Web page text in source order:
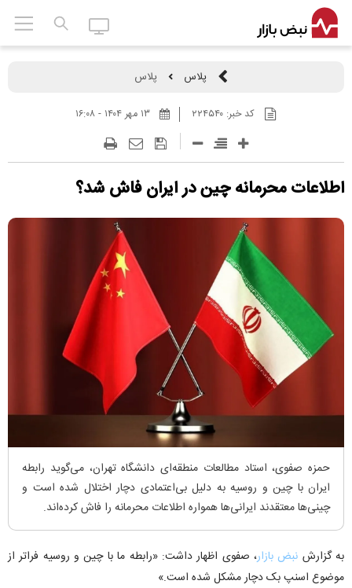
پلاس پلاس
کد خبر: ۲۲۴۵۴۰
اطلاعات محرمانه چین در ایران فاش شد؟
حمزه صفوی، استاد مطالعات منطقه‌ای دانشگاه تهران، می‌گوید رابطه
ایران با چین و روسیه به دلیل بی‌اعتمادی دچار اختلال شده است و
چینی‌ها معتقدند ایرانی‌ها همواره اطلاعات محرمانه را فاش کرده‌اند.
به گزارش نبض بازار، صفوی اظهار داشت: «رابطه ما با چین و روسیه فراتر از
موضوع اسنپ بک دچار مشکل شده است.»